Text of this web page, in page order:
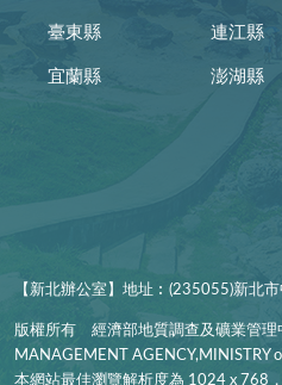
臺東縣
宜蘭縣
連江縣
澎湖縣
【新北辦公室】地址︰(235055)新北
版權所有 經濟部地質調查及礦業管理
MANAGEMENT AGENCY,MINISTRY
本網站最佳瀏覽解析度為 1024 x 768